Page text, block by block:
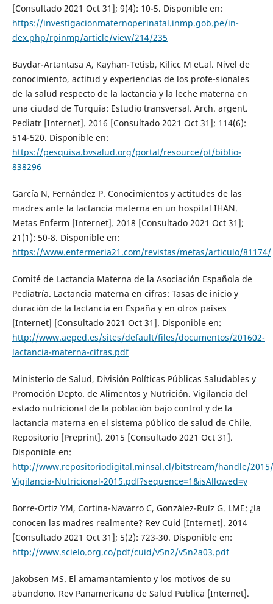
[Consultado 2021 Oct 31]; 9(4): 10-5. Disponible en:
https://investigacionmaternoperinatal.inmp.gob.pe/in-
dex.php/rpinmp/article/view/214/235
Baydar-Artantasa A, Kayhan-Tetisb, Kilicc M et.al. Nivel de
conocimiento, actitud y experiencias de los profe-sionales
de la salud respecto de la lactancia y la leche materna en
una ciudad de Turquía: Estudio transversal. Arch. argent.
Pediatr [Internet]. 2016 [Consultado 2021 Oct 31]; 114(6):
514-520. Disponible en:
https://pesquisa.bvsalud.org/portal/resource/pt/biblio-
838296
García N, Fernández P. Conocimientos y actitudes de las
madres ante la lactancia materna en un hospital IHAN.
Metas Enferm [Internet]. 2018 [Consultado 2021 Oct 31];
21(1): 50-8. Disponible en:
https://www.enfermeria21.com/revistas/metas/articulo/81174/
Comité de Lactancia Materna de la Asociación Española de
Pediatría. Lactancia materna en cifras: Tasas de inicio y
duración de la lactancia en España y en otros países
[Internet] [Consultado 2021 Oct 31]. Disponible en:
http://www.aeped.es/sites/default/files/documentos/201602-
lactancia-materna-cifras.pdf
Ministerio de Salud, División Políticas Públicas Saludables y
Promoción Depto. de Alimentos y Nutrición. Vigilancia del
estado nutricional de la población bajo control y de la
lactancia materna en el sistema público de salud de Chile.
Repositorio [Preprint]. 2015 [Consultado 2021 Oct 31].
Disponible en:
http://www.repositoriodigital.minsal.cl/bitstream/handle/2015/
Vigilancia-Nutricional-2015.pdf?sequence=1&isAllowed=y
Borre-Ortiz YM, Cortina-Navarro C, González-Ruíz G. LME: ¿la
conocen las madres realmente? Rev Cuid [Internet]. 2014
[Consultado 2021 Oct 31]; 5(2): 723-30. Disponible en:
http://www.scielo.org.co/pdf/cuid/v5n2/v5n2a03.pdf
Jakobsen MS. El amamantamiento y los motivos de su
abandono. Rev Panamericana de Salud Publica [Internet].